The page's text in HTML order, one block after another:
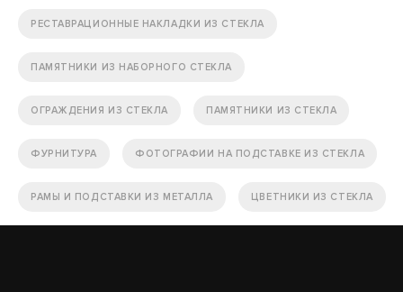
РЕСТАВРАЦИОННЫЕ НАКЛАДКИ ИЗ СТЕКЛА
ПАМЯТНИКИ ИЗ НАБОРНОГО СТЕКЛА
ОГРАЖДЕНИЯ ИЗ СТЕКЛА ПАМЯТНИКИ ИЗ СТЕКЛА
ФУРНИТУРА ФОТОГРАФИИ НА ПОДСТАВКЕ ИЗ СТЕКЛА
РАМЫ И ПОДСТАВКИ ИЗ МЕТАЛЛА ЦВЕТНИКИ ИЗ СТЕКЛА